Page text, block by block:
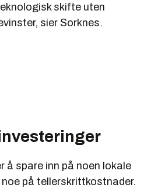
skifte uten
sier Sorknes.
å spare inn på noen lokale
på tellerskrittkostnader.